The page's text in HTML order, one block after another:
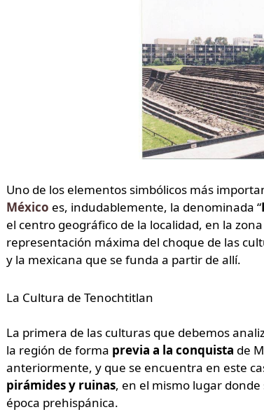
Uno de los elementos simbólicos más
México es, indudablemente, la denominada “
el centro geográfico de la localidad, en la
representación máxima del choque de las
y la mexicana que se funda a partir de allí.
La Cultura de Tenochtitlan
La primera de las culturas que debemos
la región de forma previa a la conquista de
anteriormente, y que se encuentra en este
pirámides y ruinas, en el mismo lugar
época prehispánica.